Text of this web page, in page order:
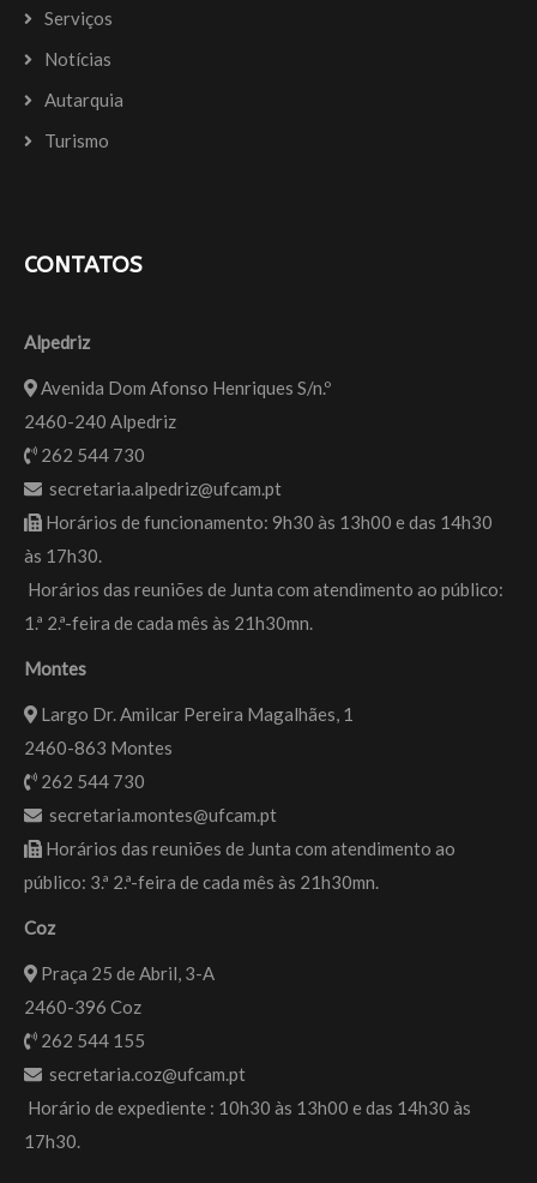
Serviços
Notícias
Autarquia
Turismo
CONTATOS
Alpedriz
Avenida Dom Afonso Henriques S/n.º
2460-240 Alpedriz
262 544 730
secretaria.alpedriz@ufcam.pt
Horários de funcionamento: 9h30 às 13h00 e das 14h30
às 17h30.
Horários das reuniões de Junta com atendimento ao público:
1.ª 2.ª-feira de cada mês às 21h30mn.
Montes
Largo Dr. Amilcar Pereira Magalhães, 1
2460-863 Montes
262 544 730
secretaria.montes@ufcam.pt
Horários das reuniões de Junta com atendimento ao
público: 3.ª 2.ª-feira de cada mês às 21h30mn.
Coz
Praça 25 de Abril, 3-A
2460-396 Coz
262 544 155
secretaria.coz@ufcam.pt
Horário de expediente : 10h30 às 13h00 e das 14h30 às
17h30.